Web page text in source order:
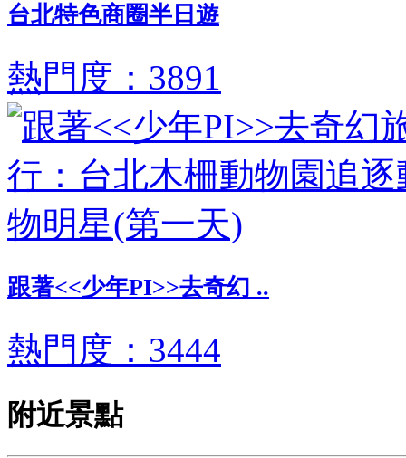
台北特色商圈半日遊
熱門度：3891
跟著<<少年PI>>去奇幻 ..
熱門度：3444
附近景點